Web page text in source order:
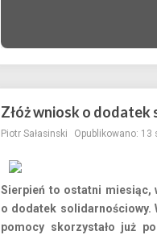
Złóż wniosk o
Piotr Sałasinski Opublikowano: 13
Sierpień to ostatni miesiąc,
o dodatek solidarnościowy.
pomocy skorzystało już